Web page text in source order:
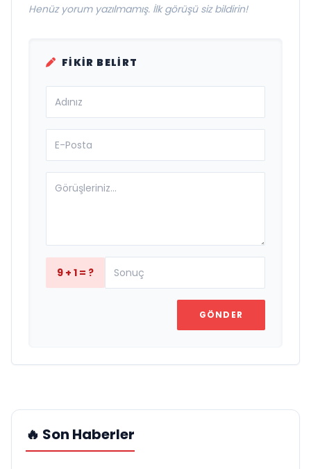
Henüz yorum yazılmamış. İlk görüşü siz bildirin!
FIKIR BELIRT
9 + 1 = ?
GÖNDER
🔥 Son Haberler